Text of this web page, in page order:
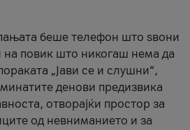
беше телефон што ѕвони
на повик што никогаш нема да
„Јави се и слушни“,
денови предизвика
отворајќи простор за
од невниманието и за